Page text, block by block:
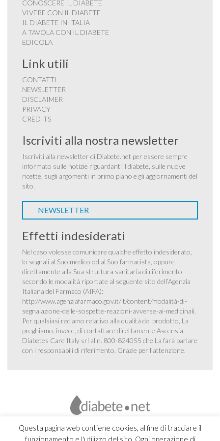
Questa pagina web contiene cookies, al fine di tracciare il
funzionamento e l'utilizzo del sito. Ogni operazione di
CONOSCERE IL DIABETE
VIVERE CON IL DIABETE
IL DIABETE IN ITALIA
A TAVOLA CON IL DIABETE
EDICOLA
Link utili
CONTATTI
NEWSLETTER
DISCLAIMER
PRIVACY
CREDITS
Iscriviti alla nostra newsletter
Iscriviti alla newsletter di Diabete.net per essere sempre
informato sulle notizie riguardanti il diabete, sulle nuove
ricette, sugli argomenti in primo piano e gli aggiornamenti del
sito.
NEWSLETTER
Effetti indesiderati
Nel caso volesse comunicare qualche effetto indesiderato,
lo segnali al Suo medico od al Suo farmacista, oppure
direttamente alla Sua struttura sanitaria di riferimento
secondo le modalità riportate al seguente sito dell’Agenzia
Italiana del Farmaco (AIFA):
http://www.agenziafarmaco.gov.it/it/content/modalità-di-
segnalazione-delle-sospette-reazioni-avverse-ai-medicinali.
Per qualsiasi reclamo relativo alla qualità del prodotto, La
preghiamo, invece, di contattare direttamente Ascensia
Diabetes Care Italy srl al n. 800-824055 che La farà parlare
con i responsabili di riferimento. Grazie per l’attenzione.